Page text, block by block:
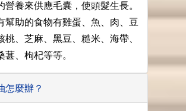
營養來供應毛囊，使頭髮生長。
幫助的食物有雞蛋、魚、肉、豆
桃、芝麻、黑豆、糙米、海帶、
葚、枸杞等等。
怎麼辦？